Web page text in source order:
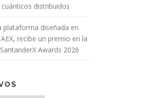
distribuidos
plataforma diseñada en
recibe un premio en la
Awards 2026